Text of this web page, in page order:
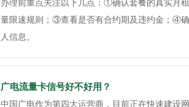
办理前重点关注以下几点：①确认套餐的真实月
量限速规则；③查看是否有合约期及违约金；④
人信息。
广电流量卡信号好不好用？
中国广电作为第四大运营商，目前正在快速建设